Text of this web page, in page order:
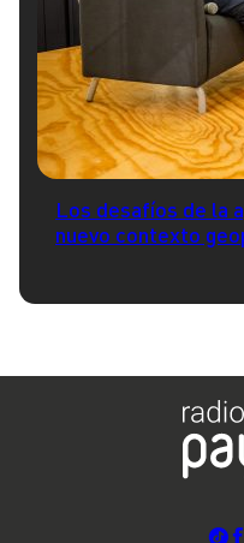
Los desafíos de la
nuevo contexto